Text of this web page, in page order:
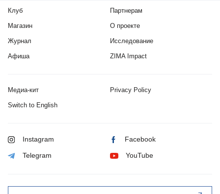
Клуб
Магазин
Журнал
Афиша
Партнерам
О проекте
Исследование
ZIMA Impact
Медиа-кит Privacy Policy
Switch to English
Instagram Facebook
Telegram YouTube